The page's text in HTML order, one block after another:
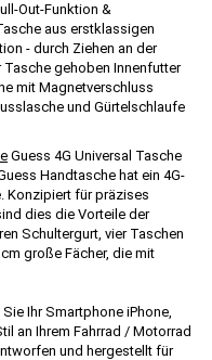
Out-Funktion &
aus erstklassigen
- durch Ziehen an der
gehoben Innenfutter
mit Magnetverschluss
und Gürtelschlaufe
Guess 4G Universal Tasche
Handtasche hat ein 4G-
Konzipiert für präzises
dies die Vorteile der
Schultergurt, vier Taschen
große Fächer, die mit
Ihr Smartphone iPhone,
an Ihrem Fahrrad / Motorrad
und hergestellt für